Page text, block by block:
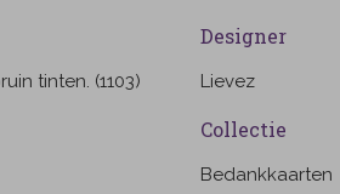
tinten. (1103)
Designer
Lievez
Collectie
Bedankkaarten